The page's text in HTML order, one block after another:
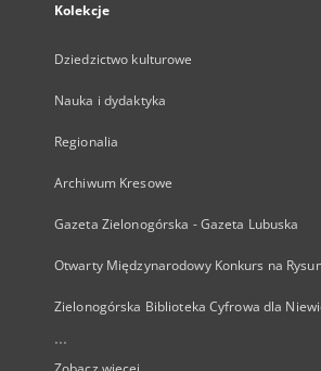
Kolekcje
Dziedzictwo kulturowe
Nauka i dydaktyka
Regionalia
Archiwum Kresowe
Gazeta Zielonogórska - Gazeta Lubuska
Otwarty Międzynarodowy Konkurs na
Zielonogórska Biblioteka Cyfrowa dla
...